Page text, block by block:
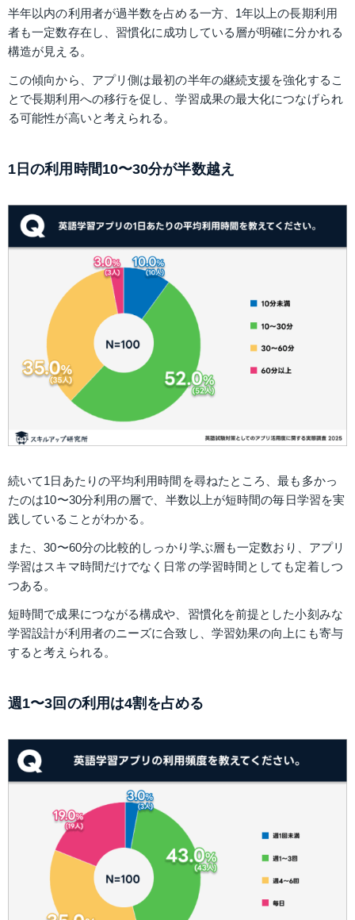
半年以内の利用者が過半数を占める一方、1年以上の長期利用
者も一定数存在し、習慣化に成功している層が明確に分かれる
構造が見える。
この傾向から、アプリ側は最初の半年の継続支援を強化するこ
とで長期利用への移行を促し、学習成果の最大化につなげられ
る可能性が高いと考えられる。
1日の利用時間10〜30分が半数越え
続いて1日あたりの平均利用時間を尋ねたところ、最も多かっ
たのは10〜30分利用の層で、半数以上が短時間の毎日学習を実
践していることがわかる。
また、30〜60分の比較的しっかり学ぶ層も一定数おり、アプリ
学習はスキマ時間だけでなく日常の学習時間としても定着しつ
つある。
短時間で成果につながる構成や、習慣化を前提とした小刻みな
学習設計が利用者のニーズに合致し、学習効果の向上にも寄与
すると考えられる。
週1〜3回の利用は4割を占める